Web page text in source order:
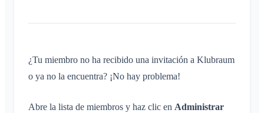
Niños en Klubraum
Viaje compartido
Compartir ubicación
Calendario personal
Conversación de evento
Confirmación de lectura
Áreas
Conversaciones
¿Qué es un Área?
¿Qué es un grupo de áreas?
Cuenta y ajustes
Klubraum adicional
¿Tu miembro no ha recibido una invitación a Klubraum
o ya no la encuentra? ¡No hay problema!
Abre la lista de miembros y haz clic en Administrar